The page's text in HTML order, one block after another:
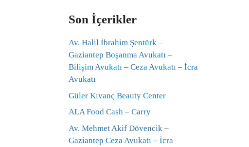
Son İçerikler
Av. Halil İbrahim Şentürk –
Gaziantep Boşanma Avukatı –
Bilişim Avukatı – Ceza Avukatı – İcra
Avukatı
Güler Kıvanç Beauty Center
ALA Food Cash – Carry
Av. Mehmet Akif Dövencik –
Gaziantep Ceza Avukatı – İcra